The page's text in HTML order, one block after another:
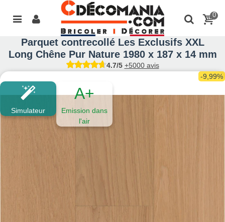
0
Parquet contrecollé Les Exclusifs XXL
Long Chêne Pur Nature 1980 x 187 x 14 mm
4.7/5 +5000 avis
Simulateur
A+
Emission dans
l'air
-9,99%